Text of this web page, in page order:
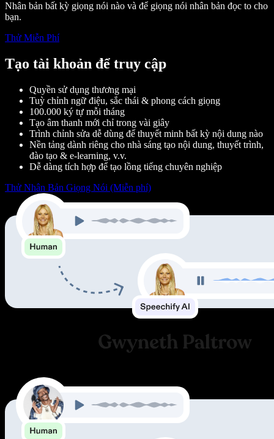
Nhân bản bất kỳ giọng nói nào và để giọng nói nhân bản đọc to cho
bạn.
Thử Miễn Phí
Tạo tài khoản để truy cập
Quyền sử dụng thương mại
Tuỳ chỉnh ngữ điệu, sắc thái & phong cách giọng
100.000 ký tự mỗi tháng
Tạo âm thanh mới chỉ trong vài giây
Trình chỉnh sửa dễ dùng để thuyết minh bất kỳ nội dung nào
Nền tảng dành riêng cho nhà sáng tạo nội dung, thuyết trình,
đào tạo & e-learning, v.v.
Dễ dàng tích hợp để tạo lồng tiếng chuyên nghiệp
Thử Nhân Bản Giọng Nói (Miễn phí)